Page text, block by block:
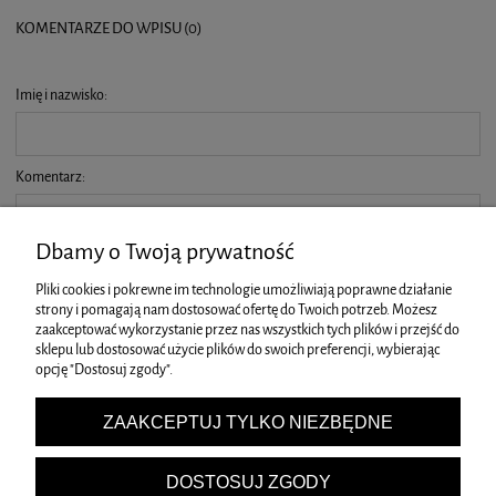
KOMENTARZE DO WPISU (0)
Imię i nazwisko:
Komentarz:
WYŚLIJ
ZAKUPY
POMOC
Dbamy o Twoją prywatność
Pliki cookies i pokrewne im technologie umożliwiają poprawne działanie
strony i pomagają nam dostosować ofertę do Twoich potrzeb. Możesz
zaakceptować wykorzystanie przez nas wszystkich tych plików i przejść do
sklepu lub dostosować użycie plików do swoich preferencji, wybierając
opcję "Dostosuj zgody".
ZAAKCEPTUJ TYLKO NIEZBĘDNE
DOSTOSUJ ZGODY